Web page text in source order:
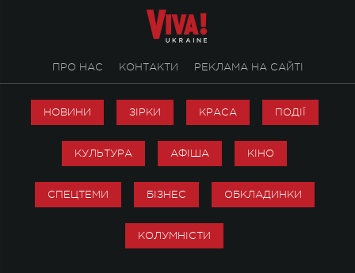
ПРО НАС КОНТАКТИ РЕКЛАМА НА САЙТІ
НОВИНИ ЗІРКИ КРАСА ПОДІЇ
КУЛЬТУРА АФІША КІНО
СПЕЦТЕМИ БІЗНЕС ОБКЛАДИНКИ
КОЛУМНІСТИ